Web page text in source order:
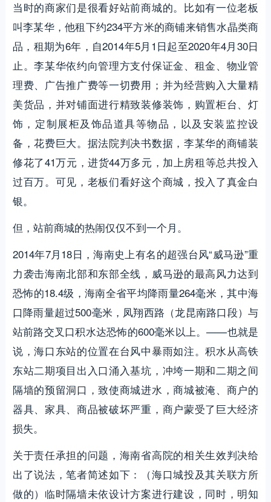
当时的商家们是很看好站前商城的。比如有一位老板
叫李某华，他租下约234平方米的商铺来销售水晶类商
品，租期为6年，自2014年5月1日起至2020年4月30日
止。李某华依约向管理方支付保证金、租金、物业管
理费、广告推广费等一切费用；并为经营购入大量精
美货品，并对铺面进行精致装修装饰，购置柜台、灯
饰，定制展柜及饰品道具等物品，以及安装监控设
备，花费巨大。据法院判决书数据，李某华的商铺装
修花了41万元，进货44万多元，加上房租等总共投入
过百万。可见，老板们看好这个商城，投入了真金白
银。
但，站前商城的热闹仅仅不到一个月。
2014年7月18日，海南史上有名的超强台风“威马逊”重
力袭击海南北部和东部全线，威马逊的最高风力达到
恐怖的18.4级，海南全省平均降雨量264毫米，其中海
口降雨量超过500毫米，凤翔西路（龙昆南路口段）与
站前路交叉口积水达恐怖的600毫米以上。——也就是
说，海口东站的位置在台风中暴雨如注。积水从高铁
东站二期项目出入口涌入基坑，冲垮一期和二期之间
隔墙的预留洞口，致使商城进水，商城被淹、商户的
器具、家具、商品被破坏严重，商户蒙受了巨大经济
损失。
关于责任承担的问题，海南省高院的相关生效判决给
出了说法，笔者简述如下：（海口城投及其关联方所
做的）临时隔墙未依设计方案进行建设，同时，明知